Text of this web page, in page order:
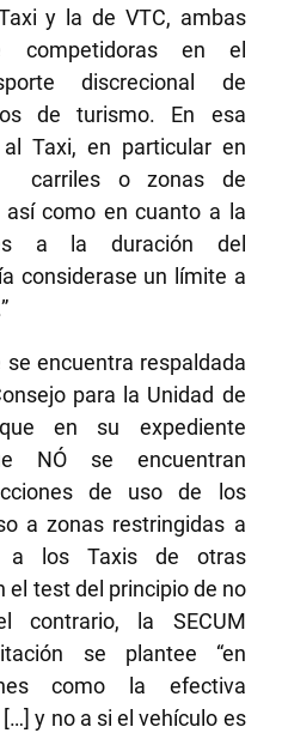
y la de VTC, ambas
competidoras en el
discrecional de
de turismo. En esa
Taxi, en particular en
carriles o zonas de
así como en cuanto a la
a la duración del
considerase un límite a
encuentra respaldada
para la Unidad de
en su expediente
NÓ se encuentran
de uso de los
a zonas restringidas a
a los Taxis de otras
el test del principio de no
contrario, la SECUM
se plantee “en
como la efectiva
y no a si el vehículo es